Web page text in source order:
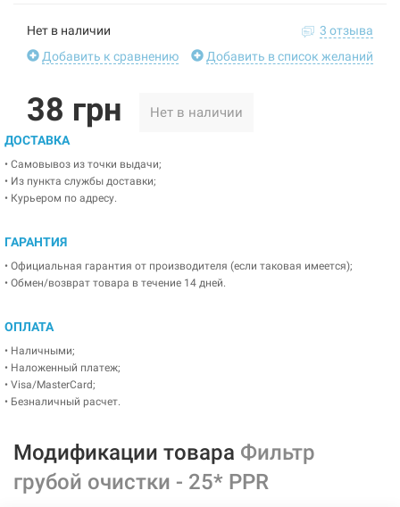
Нет в наличии
3 отзыва
Добавить к сравнению
Добавить в список желаний
38 грн Нет в наличии
ДОСТАВКА
• Самовывоз из точки выдачи;
• Из пункта службы доставки;
• Курьером по адресу.
ГАРАНТИЯ
• Официальная гарантия от производителя (если таковая имеется);
• Обмен/возврат товара в течение 14 дней.
ОПЛАТА
• Наличными;
• Наложенный платеж;
• Visa/MasterCard;
• Безналичный расчет.
Модификации товара Фильтр
грубой очистки - 25* PPR